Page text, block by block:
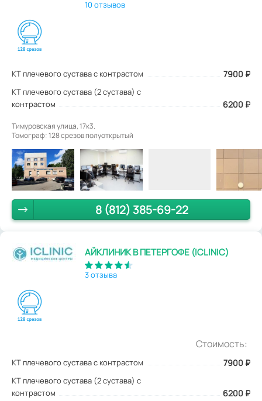
10 отзывов
КТ плечевого сустава с контрастом 7900 ₽
КТ плечевого сустава (2 сустава) с
контрастом
6200 ₽
Тимуровская улица, 17к3.
Томограф: 128 срезов полуоткрытый
8 (812) 385-69-22
АЙКЛИНИК В ПЕТЕРГОФЕ (ICLINIC)
3 отзыва
Стоимость:
КТ плечевого сустава с контрастом 7900 ₽
КТ плечевого сустава (2 сустава) с
контрастом
6200 ₽